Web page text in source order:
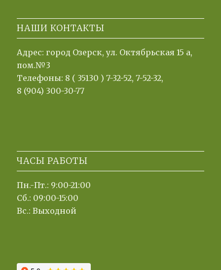
НАШИ КОНТАКТЫ
Адрес: город Озерск, ул. Октябрьская 15 а,
пом.№3
Телефоны: 8 ( 35130 ) 7-32-52, 7-52-32,
8 (904) 300-30-77
ЧАСЫ РАБОТЫ
Пн.-Пт.: 9:00-21:00
Сб.: 09:00-15:00
Вс.: Выходной